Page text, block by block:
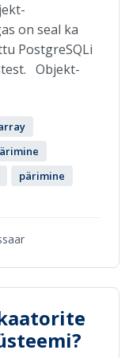
on seal ka
PostgreSQLi
Objekt-
pärimine